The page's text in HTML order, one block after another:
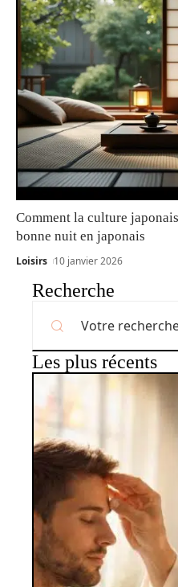
Comment la culture
bonne nuit en japonais
Loisirs 10 janvier 2026
Recherche
Les plus récents